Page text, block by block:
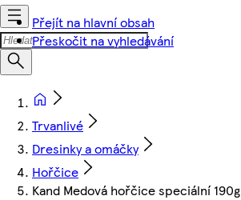
Přejít na hlavní obsah
Přeskočit na vyhledávání
Trvanlivé
Dresinky a omáčky
Hořčice
Kand Medová hořčice speciální 190g